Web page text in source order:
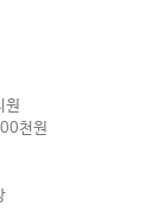
원
천원